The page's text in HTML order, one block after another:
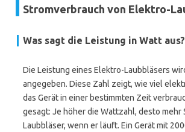
Stromverbrauch von Elektro-
Was sagt die Leistung in Watt aus?
Die Leistung eines Elektro-Laubbläsers
angegeben. Diese Zahl zeigt, wie viel
das Gerät in einer bestimmten Zeit
gesagt: Je höher die Wattzahl, desto mehr
Laubbläser, wenn er läuft. Ein Gerät mit